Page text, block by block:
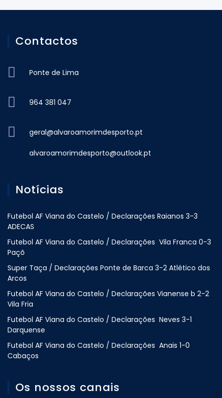
Contactos
Ponte de Lima
964 381 047
geral@alvaroamorimdesporto.pt
alvaroamorimdesporto@outlook.pt
Notícias
Futebol AF Viana do Castelo / Declarações Raianos 3-3
ADECAS
Futebol AF Viana do Castelo / Declarações Vila Franca 0-3
Paçõ
Super Taça / Declarações Ponte de Barca 3-2 Atlético dos
Arcos
Futebol AF Viana do Castelo / Declarações Vianense b 2-2
Vila Fria
Futebol AF Viana do Castelo / Declarações Neves 3-1
Darquense
Futebol AF Viana do Castelo / Declarações Anais 1-0
Cabaços
Os nossos canais